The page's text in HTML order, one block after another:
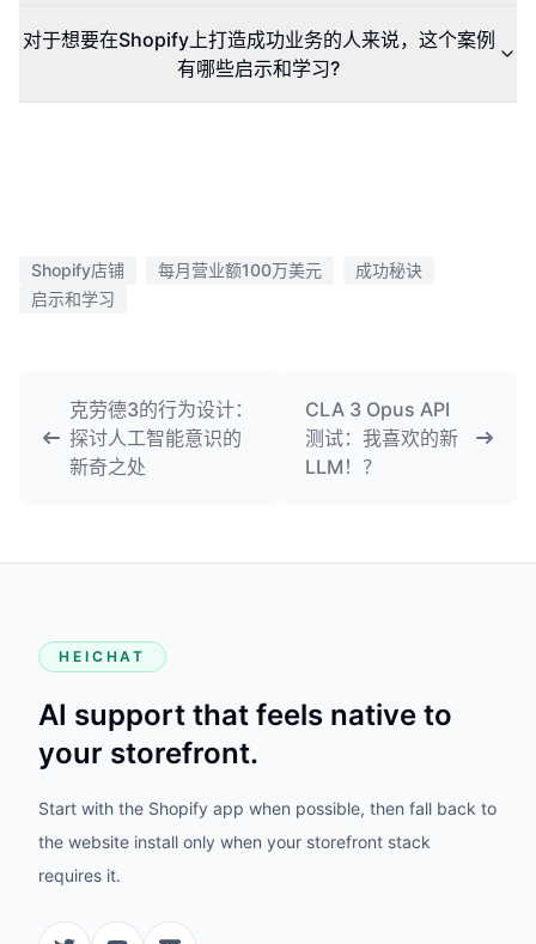
对于想要在Shopify上打造成功业务的人来说，这个案例
有哪些启示和学习?
Shopify店铺 每月营业额100万美元
成功秘诀
启示和学习
克劳德3的行为设计：
探讨人工智能意识的
新奇之处
CLA 3 Opus API
测试：我喜欢的新
LLM！？
HEICHAT
AI support that feels native to
your storefront.
Start with the Shopify app when possible, then fall back to
the website install only when your storefront stack
requires it.